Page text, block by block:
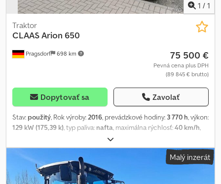
1 / 1
Pragsdorf 698 km
Traktor
CLAASArion 650
75 500 €
Pevná cena plus DPH
(89 845 € brutto)
Dopytovať sa Zavolať
Stav: použitý, Rok výroby:2016, prevádzkové hodiny: 3 770 h, výkon:
129 kW (175,39 k), typ paliva: nafta, maximálna rýchlosť:40 km/h,
540/65 R28
pneumatiky:650/65 R38, veľkosť pneumatiky:650/65 R38, Výbava:
kabína, klimatizácia, pneumatická brzda, pohon všetkých
kolies
, Pneumatiky (predné): 540/65 R28, pneumatiky (zadné):
650/65 R38, prevádzkové hodiny: 3770, ovládacie zariadenie –
Malý inzerát